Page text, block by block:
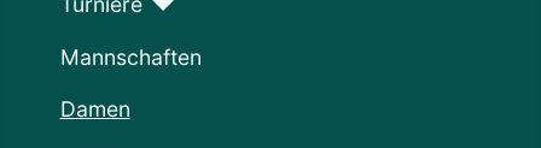
Mannschaften
Damen